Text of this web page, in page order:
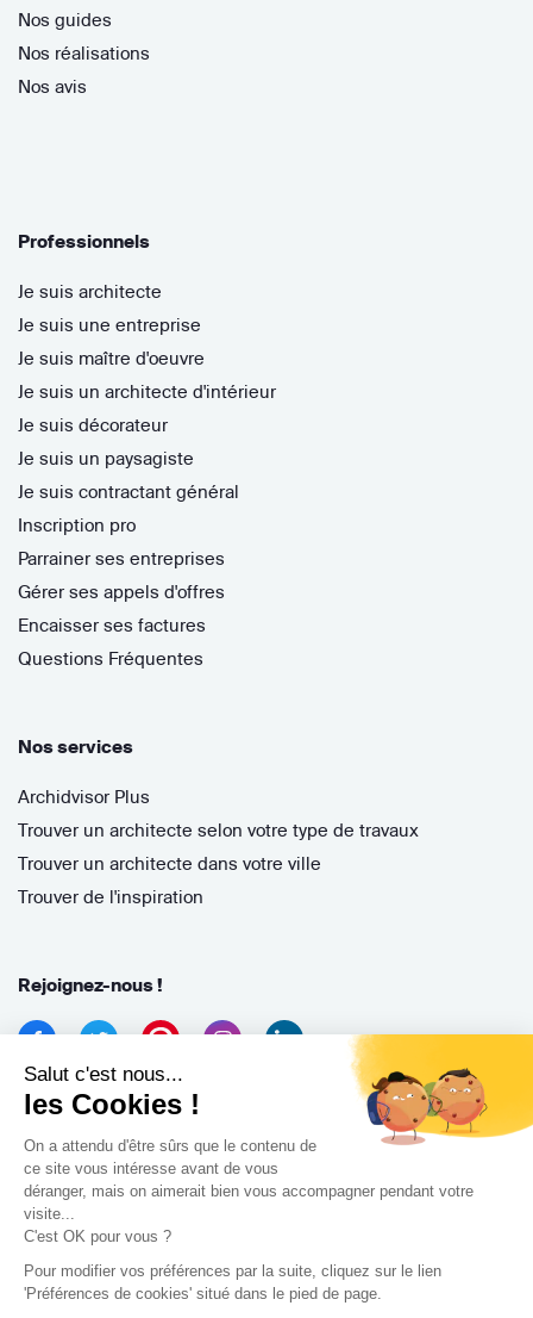
Salut c'est nous...
les Cookies !
On a attendu d'être sûrs que le contenu de
ce site vous intéresse avant de vous
déranger, mais on aimerait bien vous accompagner pendant votre
visite...
C'est OK pour vous ?
Pour modifier vos préférences par la suite, cliquez sur le lien
'Préférences de cookies' situé dans le pied de page.
Nos guides
Nos réalisations
Nos avis
Professionnels
Je suis architecte
Je suis une entreprise
Je suis maître d'oeuvre
Je suis un architecte d'intérieur
Je suis décorateur
Je suis un paysagiste
Je suis contractant général
Inscription pro
Parrainer ses entreprises
Gérer ses appels d'offres
Encaisser ses factures
Questions Fréquentes
Nos services
Archidvisor Plus
Trouver un architecte selon votre type de travaux
Trouver un architecte dans votre ville
Trouver de l'inspiration
Rejoignez-nous !
Archidvisor
13 Rue des Cordeliers, 33000 Bordeaux, France
Copyright 2021